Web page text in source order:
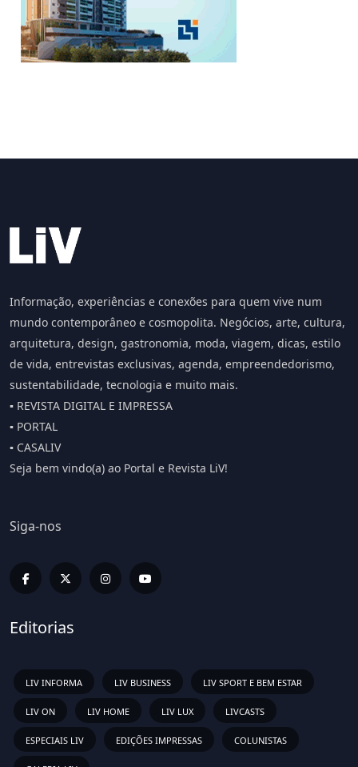
Informação, experiências e conexões para quem vive num
mundo contemporâneo e cosmopolita. Negócios, arte, cultura,
arquitetura, design, gastronomia, moda, viagem, dicas, estilo
de vida, entrevistas exclusivas, agenda, empreendedorismo,
sustentabilidade, tecnologia e muito mais.
▪️ REVISTA DIGITAL E IMPRESSA
▪️ PORTAL
▪️ CASALIV
Seja bem vindo(a) ao Portal e Revista LiV!
Siga-nos
Editorias
LIV INFORMA LIV BUSINESS LIV SPORT E BEM ESTAR
LIV ON LIV HOME LIV LUX LIVCASTS
ESPECIAIS LIV EDIÇÕES IMPRESSAS COLUNISTAS